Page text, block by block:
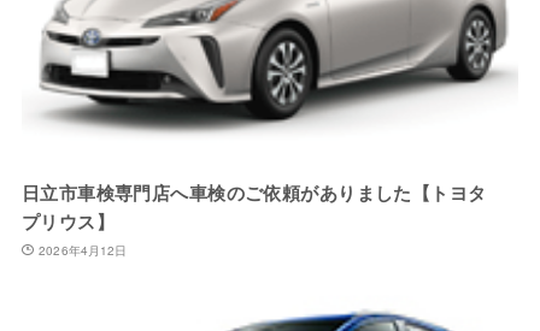
日立市車検専門店へ車検のご依頼がありました【トヨタ
プリウス】
2026年4月12日